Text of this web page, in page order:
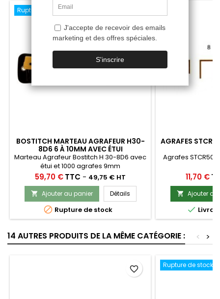
Rupture de stock
BOSTITCH MARTEAU AGRAFEUR H30-
8D6 6 À 10MM AVEC ÉTUI
Marteau Agrafeur Bostitch H 30-8D6 avec
étui et 1000 agrafes 9mm
Prix
59,70 €TTC - 49,75 € HT
 Ajouter au panier Détails
 Rupture de stock
favorite_border
AGRAFES
Agrafes
Prix
11,70 €
 Ajouter au

14 AUTRES PRODUITS DE LA MÊME CATÉGORIE : >
<
favorite_border Rupture de stock